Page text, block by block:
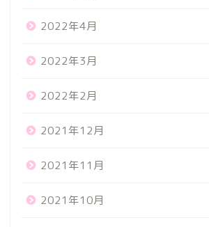
2022年4月
2022年3月
2022年2月
2021年12月
2021年11月
2021年10月